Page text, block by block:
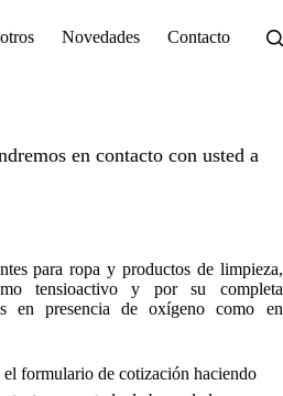
Novedades Contacto
en contacto con usted a
para ropa y productos de limpieza,
tensioactivo y por su completa
en presencia de oxígeno como en
formulario de cotización haciendo